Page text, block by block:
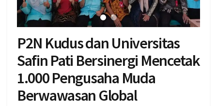
P2N Kudus dan Universitas
Safin Pati Bersinergi Mencetak
1.000 Pengusaha Muda
Berwawasan Global